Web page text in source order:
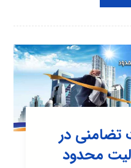
تضامنی در
محدود